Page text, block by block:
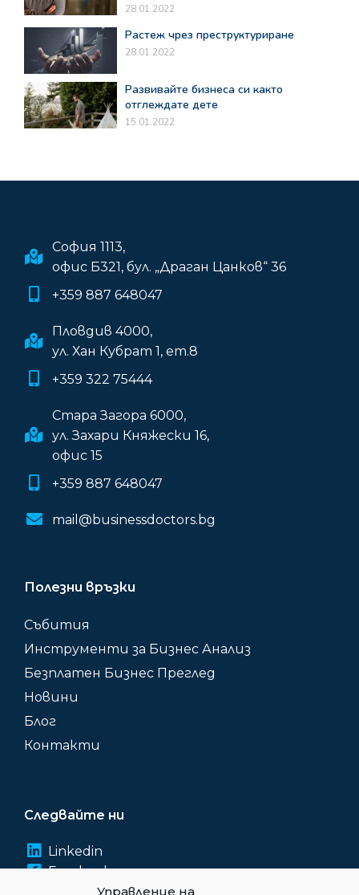
Управление на
28.01.2022
Растеж чрез преструктуриране
28.01.2022
Развивайте бизнеса си както
отглеждате дете
15.01.2022
София 1113,
офис Б321, бул. „Драган Цанков“ 36
+359 887 648047
Пловдив 4000,
ул. Хан Кубрат 1, ет.8
+359 322 75444
Стара Загора 6000,
ул. Захари Княжески 16,
офис 15
+359 887 648047
mail@businessdoctors.bg
Полезни връзки
Събития
Инструменти за Бизнес Анализ
Безплатен Бизнес Преглед
Новини
Блог
Контакти
Следвайте ни
Linkedin
Facebook
Instagram